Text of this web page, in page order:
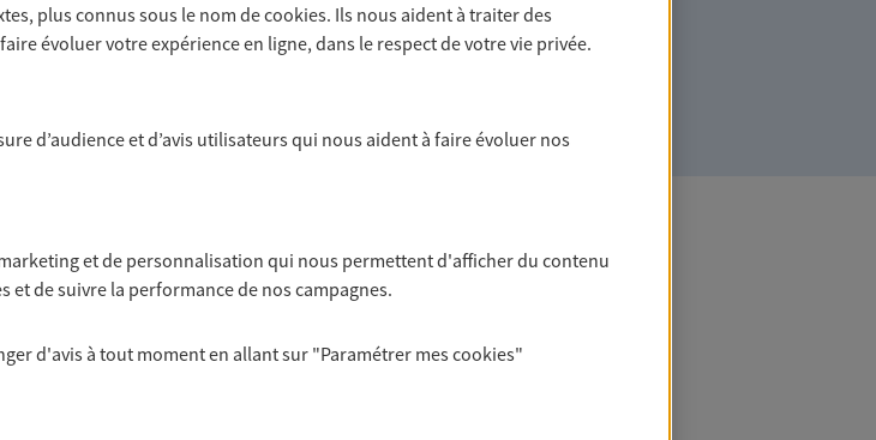
dans
bâtissons ensemble des solutions cohérentes pour protéger
votre activité, vos collaborateurs... mais aussi vous-même et
Assurance & Banque
plus connus sous le nom decookies. Ils nous aident à traiter des
évoluer votre expérience en ligne, dans le respect de votre vie privée.
d’audience et d’avis utilisateurs qui nous aident à faire évoluer nos
et de personnalisation qui nous permettent d'afficher du contenu
de suivre la performance de nos campagnes.
d'avis à tout moment en allant sur "Paramétrer mescookies"